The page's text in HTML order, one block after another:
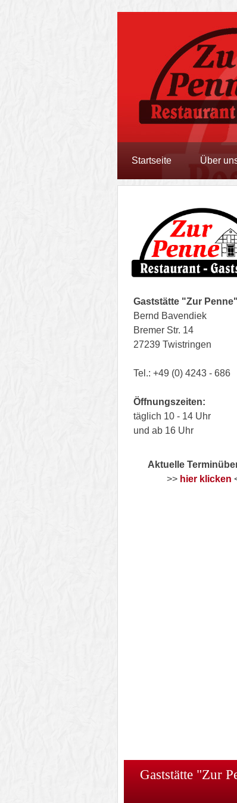
Startseite Über
Gaststätte "Zur Penne"
Bernd Bavendiek
Bremer Str. 14
27239 Twistringen
Tel.: +49 (0) 4243 - 686
Öffnungszeiten:
täglich 10 - 14 Uhr
und ab 16 Uhr
Aktuelle
>> hier klicken
Gaststätte "Zur